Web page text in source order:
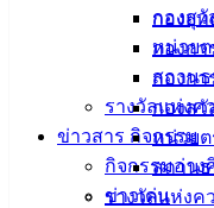
กองสวั
หน่วย
สถาน
รางวัลแห่งค
ข่าวสาร กิจกรรม
กิจกรรมอ่าง
ข่าวเด่น
กองยุ
กองกา
กองกา
กองสวั
หน่วย
สถาน
รางวัลแห่งค